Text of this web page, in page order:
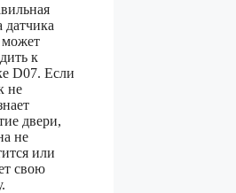
датчика
может
к
D07. Если
не
двери,
не
или
свою